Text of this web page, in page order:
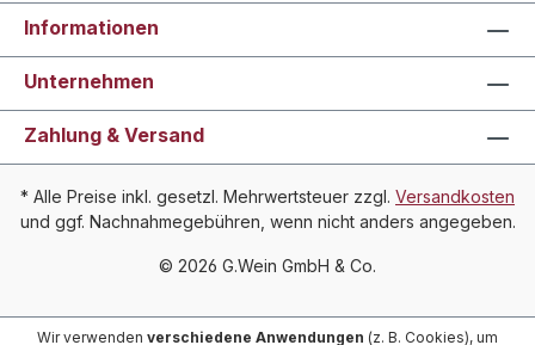
Informationen
Unternehmen
Zahlung & Versand
* Alle Preise inkl. gesetzl. Mehrwertsteuer zzgl. Versandkosten
und ggf. Nachnahmegebühren, wenn nicht anders angegeben.
© 2026 G.Wein GmbH & Co.
Wir verwenden verschiedene Anwendungen (z. B. Cookies), um